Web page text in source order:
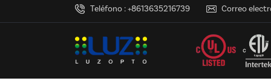
Teléfono :+8613635216739 Correo